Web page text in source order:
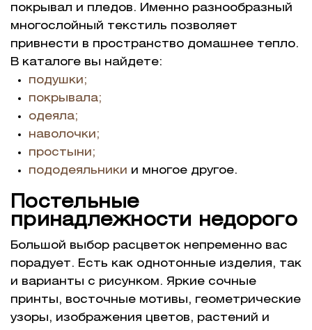
покрывал и пледов. Именно разнообразный
многослойный текстиль позволяет
привнести в пространство домашнее тепло.
В каталоге вы найдете:
подушки;
покрывала;
одеяла;
наволочки;
простыни;
пододеяльники и многое другое.
Постельные
принадлежности недорого
Большой выбор расцветок непременно вас
порадует. Есть как однотонные изделия, так
и варианты с рисунком. Яркие сочные
принты, восточные мотивы, геометрические
узоры, изображения цветов, растений и